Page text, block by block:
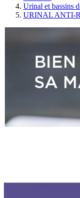
Urinal et bassins
URINAL ANTI-